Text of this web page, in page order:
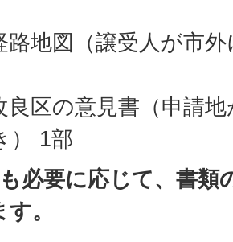
路地図（譲受人が市
良区の意見書（申請
） 1部
必要に応じて、書類
。